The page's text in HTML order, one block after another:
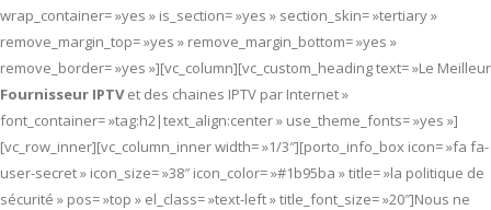
wrap_container= »yes » is_section= »yes » section_skin= »tertiary »
remove_margin_top= »yes » remove_margin_bottom= »yes »
remove_border= »yes »][vc_column][vc_custom_heading text= »Le Meilleur
Fournisseur IPTVet des chaines IPTV par Internet »
font_container= »tag:h2|text_align:center » use_theme_fonts= »yes »]
[vc_row_inner][vc_column_inner width= »1/3″][porto_info_box icon= »fa fa-
user-secret » icon_size= »38″ icon_color= »#1b95ba » title= »la politique de
sécurité » pos= »top » el_class= »text-left » title_font_size= »20″]Nous ne